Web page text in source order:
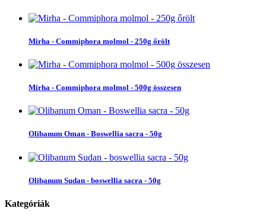
Mirha - Commiphora molmol - 250g őrölt
Mirha - Commiphora molmol - 500g összesen
Olibanum Oman - Boswellia sacra - 50g
Olibanum Sudan - boswellia sacra - 50g
Kategóriák